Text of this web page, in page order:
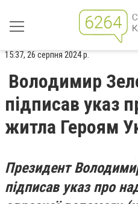
15:37, 26 серпня 2024 р.
Володимир
підписав указ
житла Героям
Президент
підписав указ про